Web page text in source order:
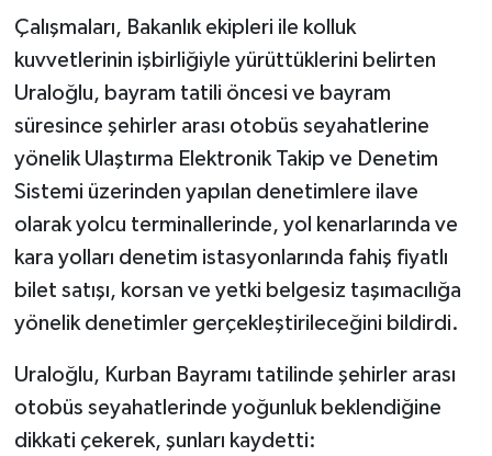
Çalışmaları, Bakanlık ekipleri ile kolluk
kuvvetlerinin işbirliğiyle yürüttüklerini belirten
Uraloğlu, bayram tatili öncesi ve bayram
süresince şehirler arası otobüs seyahatlerine
yönelik Ulaştırma Elektronik Takip ve Denetim
Sistemi üzerinden yapılan denetimlere ilave
olarak yolcu terminallerinde, yol kenarlarında ve
kara yolları denetim istasyonlarında fahiş fiyatlı
bilet satışı, korsan ve yetki belgesiz taşımacılığa
yönelik denetimler gerçekleştirileceğini bildirdi.
Uraloğlu, Kurban Bayramı tatilinde şehirler arası
otobüs seyahatlerinde yoğunluk beklendiğine
dikkati çekerek, şunları kaydetti: